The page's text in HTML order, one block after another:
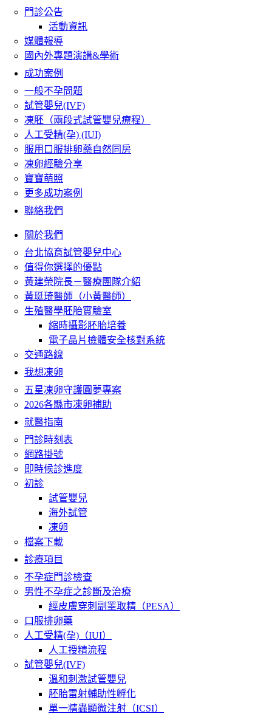
門診公告
活動資訊
媒體報導
國內外專題演講&學術
成功案例
一般不孕問題
試管嬰兒(IVF)
凍胚（兩段式試管嬰兒療程）
人工受精(孕) (IUI)
服用口服排卵藥自然同房
凍卵經驗分享
寶寶萌照
更多成功案例
聯絡我們
關於我們
台北協育試管嬰兒中心
值得你選擇的優點
黃建榮院長－醫療團隊介紹
黃珽琦醫師（小黃醫師）
生殖醫學胚胎實驗室
縮時攝影胚胎培養
電子晶片檢體安全核對系統
交通路線
我想凍卵
五星凍卵守護圓夢專案
2026各縣市凍卵補助
就醫指南
門診時刻表
網路掛號
即時候診進度
初診
試管嬰兒
海外試管
凍卵
檔案下載
診療項目
不孕症門診檢查
男性不孕症之診斷及治療
經皮膚穿刺副睪取精（PESA）
口服排卵藥
人工受精(孕)（IUI）
人工授精流程
試管嬰兒(IVF)
溫和刺激試管嬰兒
胚胎雷射輔助性孵化
單一精蟲顯微注射（ICSI）